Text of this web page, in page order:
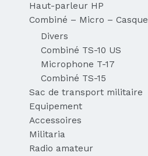
Haut-parleur HP
Combiné – Micro – Casque
Divers
Combiné TS-10 US
Microphone T-17
Combiné TS-15
Sac de transport militaire
Equipement
Accessoires
Militaria
Radio amateur